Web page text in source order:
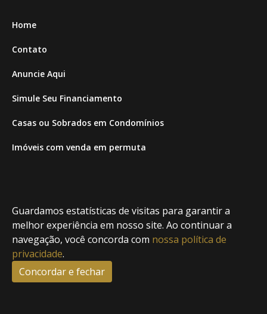
Guardamos estatísticas de visitas para garantir a
melhor experiência em nosso site. Ao continuar a
navegação, você concorda com nossa política de
privacidade.
Concordar e fechar
Home
Contato
Anuncie Aqui
Simule Seu Financiamento
Casas ou Sobrados em Condomínios
Imóveis com venda em permuta
Casa com piscina
Apartamento com piscina
Condomínio fechado